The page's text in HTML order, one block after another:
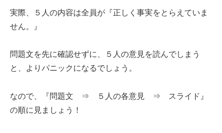
実際、５人の内容は全員が『正しく事実をとらえていま
せん。』
問題文を先に確認せずに、５人の意見を読んでしまう
と、よりパニックになるでしょう。
なので、『問題文 ⇒ ５人の各意見 ⇒ スライド』
の順に見ましょう！